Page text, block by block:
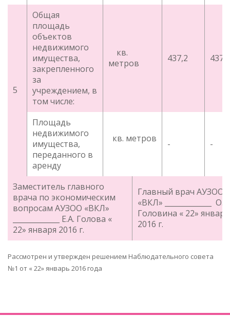
5
Общая
площадь
объектов
недвижимого
имущества,
закрепленного
за
учреждением, в
том числе:
кв.
метров
437,2 437,2
Площадь
недвижимого
имущества,
переданного в
аренду
кв. метров - -
Заместитель главного
врача по экономическим
вопросам АУЗОО «ВКЛ»
_____________ Е.А. Голова «
22» января 2016 г.
Главный врач АУЗОО
«ВКЛ» _____________
Головина « 22» января
2016 г.
Рассмотрен и утвержден решением Наблюдательного совета
№1 от « 22» январь 2016 года